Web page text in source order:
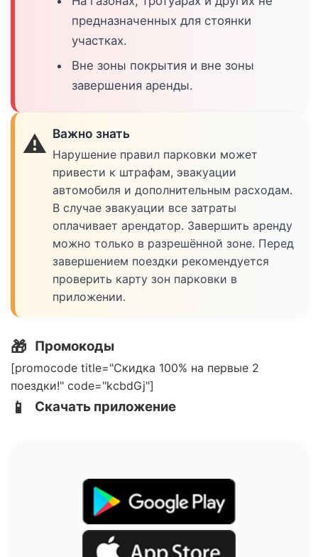
предназначенных для стоянки
участках.
Вне зоны покрытия и вне зоны
завершения аренды.
⚠️ Важно знать
Нарушение правил парковки может
привести к штрафам, эвакуации
автомобиля и дополнительным расходам.
В случае эвакуации все затраты
оплачивает арендатор. Завершить аренду
можно только в разрешённой зоне. Перед
завершением поездки рекомендуется
проверить карту зон парковки в
приложении.
🎁 Промокоды
[promocode title="Скидка 100% на первые 2
поездки!" code="kcbdGj"]
📱 Скачать приложение